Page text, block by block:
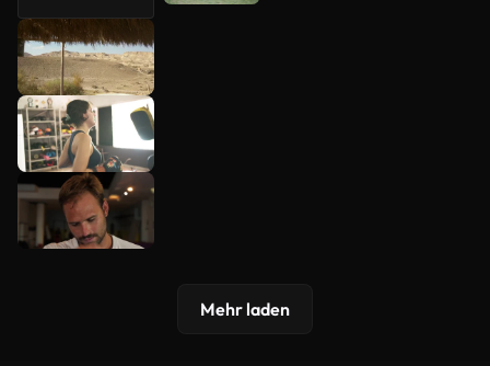
Mehr laden